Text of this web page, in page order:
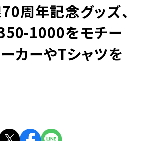
周年記念グッズ、
1000をモチー
カーやTシャツを